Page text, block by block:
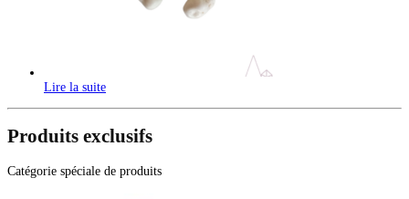
Lire la suite
Produits exclusifs
Catégorie spéciale de produits